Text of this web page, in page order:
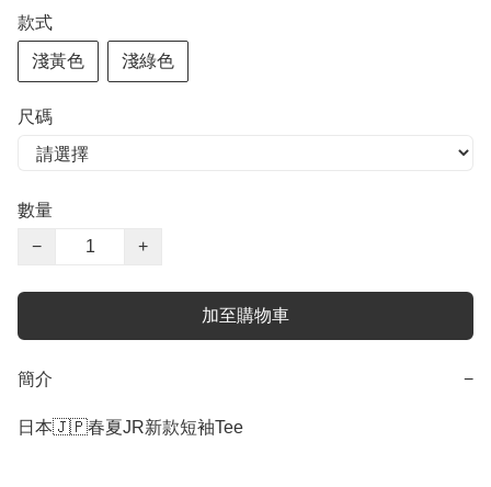
款式
淺黃色 淺綠色
尺碼
數量
−
+
加至購物車
簡介 −
日本🇯🇵春夏JR新款短袖Tee